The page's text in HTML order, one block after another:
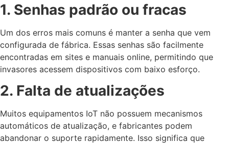
1. Senhas padrão ou fracas
Um dos erros mais comuns é manter a senha que vem
configurada de fábrica. Essas senhas são facilmente
encontradas em sites e manuais online, permitindo que
invasores acessem dispositivos com baixo esforço.
2. Falta de atualizações
Muitos equipamentos IoT não possuem mecanismos
automáticos de atualização, e fabricantes podem
abandonar o suporte rapidamente. Isso significa que